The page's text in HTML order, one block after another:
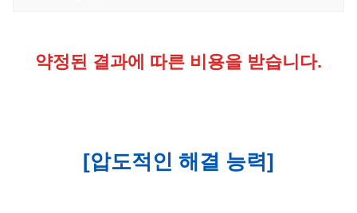
약정된 결과에 따른 비용을 받습니다.
[압도적인 해결 능력]